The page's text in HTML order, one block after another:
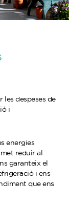
despeses de
i
energies
reduir al
garanteix el
i ens
que ens